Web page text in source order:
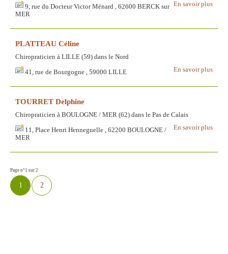
En savoir plus
9, rue du Docteur Victor Ménard , 62600 BERCK sur
MER
PLATTEAU Céline
Chiropraticien à LILLE (59) dans le Nord
En savoir plus
41, rue de Bourgogne , 59000 LILLE
TOURRET Delphine
Chiropraticien à BOULOGNE / MER (62) dans le Pas de Calais
En savoir plus
11, Place Henri Henneguelle , 62200 BOULOGNE /
MER
Page n°1 sur 2
1 2